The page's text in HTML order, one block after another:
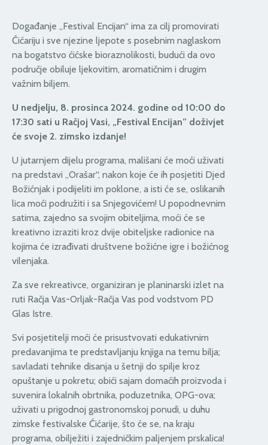
Događanje „Festival Encijan“ ima za cilj promovirati
Ćićariju i sve njezine ljepote s posebnim naglaskom
na bogatstvo ćićske bioraznolikosti, budući da ovo
područje obiluje ljekovitim, aromatičnim i drugim
važnim biljem.
U nedjelju, 8. prosinca 2024. godine od 10:00 do
17:30 sati u Račjoj Vasi, „Festival Encijan” doživjet
će svoje 2. zimsko izdanje!
U jutarnjem dijelu programa, mališani će moći uživati
na predstavi „Orašar“, nakon koje će ih posjetiti Djed
Božićnjak i podijeliti im poklone, a isti će se, oslikanih
lica moći podružiti i sa Snjegovićem! U popodnevnim
satima, zajedno sa svojim obiteljima, moći će se
kreativno izraziti kroz dvije obiteljske radionice na
kojima će izrađivati društvene božićne igre i božićnog
vilenjaka.
Za sve rekreativce, organiziran je planinarski izlet na
ruti Račja Vas-Orljak-Račja Vas pod vodstvom PD
Glas Istre.
Svi posjetitelji moći će prisustvovati edukativnim
predavanjima te predstavljanju knjiga na temu bilja;
savladati tehnike disanja u šetnji do spilje kroz
opuštanje u pokretu; obići sajam domaćih proizvoda i
suvenira lokalnih obrtnika, poduzetnika, OPG-ova;
uživati u prigodnoj gastronomskoj ponudi, u duhu
zimske festivalske Ćićarije, što će se, na kraju
programa, obilježiti i zajedničkim paljenjem prskalica!